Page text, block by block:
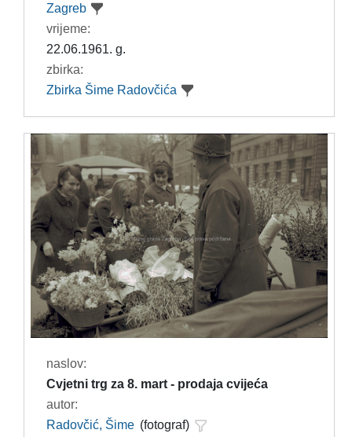
Zagreb
vrijeme:
22.06.1961. g.
zbirka:
Zbirka Šime Radovčića
naslov:
Cvjetni trg za 8. mart - prodaja cvijeća
autor:
Radovčić, Šime (fotograf)